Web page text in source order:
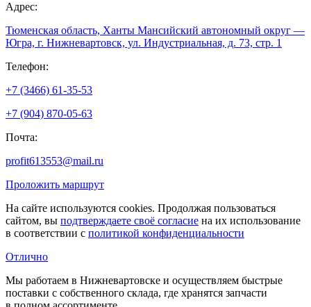
Адрес:
Тюменская область, Ханты Мансийский автономный округ —
Югра, г. Нижневартовск, ул. Индустриальная, д. 73, стр. 1
Телефон:
+7 (3466) 61-35-53
+7 (904) 870-05-63
Почта:
profit613553@mail.ru
Проложить маршрут
На сайте используются cookies. Продолжая пользоваться
сайтом, вы подтверждаете своё согласие на их использование
в соответствии с политикой конфиденциальности
Отлично
Мы работаем в Нижневартовске и осуществляем быстрые
поставки с собственного склада, где хранятся запчасти